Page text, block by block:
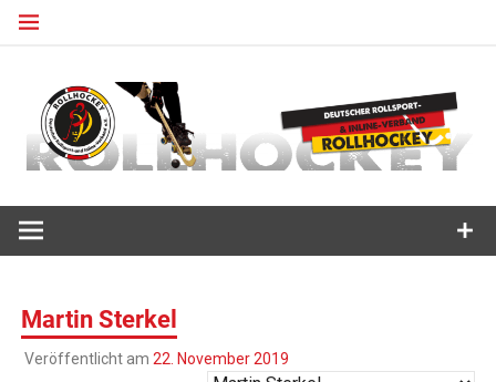
Zum
Martin Sterkel
Veröffentlicht am 22. November 2019